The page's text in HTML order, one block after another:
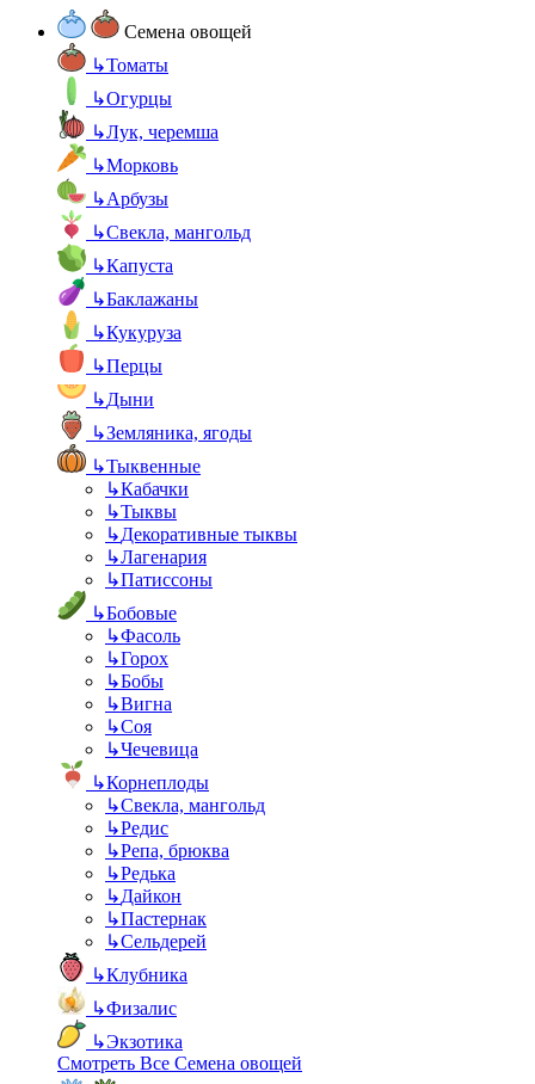
Семена овощей
↳Томаты
↳Огурцы
↳Лук, черемша
↳Морковь
↳Арбузы
↳Свекла, мангольд
↳Капуста
↳Баклажаны
↳Кукуруза
↳Перцы
↳Дыни
↳Земляника, ягоды
↳Тыквенные
↳Кабачки
↳Тыквы
↳Декоративные тыквы
↳Лагенария
↳Патиссоны
↳Бобовые
↳Фасоль
↳Горох
↳Бобы
↳Вигна
↳Соя
↳Чечевица
↳Корнеплоды
↳Свекла, мангольд
↳Редис
↳Репа, брюква
↳Редька
↳Дайкон
↳Пастернак
↳Сельдерей
↳Клубника
↳Физалис
↳Экзотика
Смотреть Все Семена овощей